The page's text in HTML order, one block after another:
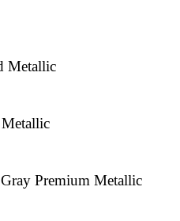
Metallic
Premium Metallic